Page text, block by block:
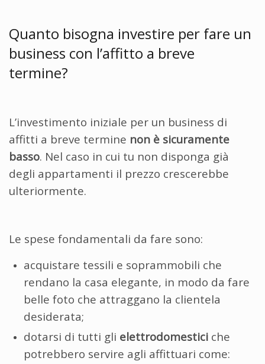
Quanto bisogna investire per fare un
business con l’affitto a breve
termine?
L’investimento iniziale per un business di
affitti a breve termine non è sicuramente
basso. Nel caso in cui tu non disponga già
degli appartamenti il prezzo crescerebbe
ulteriormente.
Le spese fondamentali da fare sono:
acquistare tessili e soprammobili che
rendano la casa elegante, in modo da fare
belle foto che attraggano la clientela
desiderata;
dotarsi di tutti gli elettrodomestici che
potrebbero servire agli affittuari come: